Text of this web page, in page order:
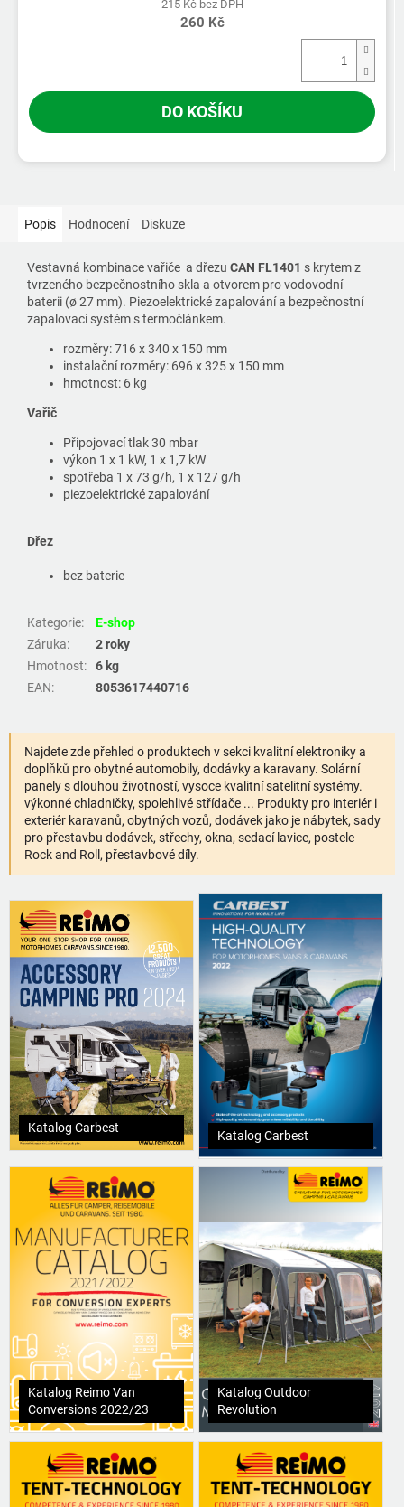
215 Kč bez DPH
260 Kč
DO KOŠÍKU
Popis Hodnocení Diskuze
Vestavná kombinace vařiče a dřezu CAN FL1401 s krytem z
tvrzeného bezpečnostního skla a otvorem pro vodovodní
baterii (ø 27 mm). Piezoelektrické zapalování a bezpečnostní
zapalovací systém s termočlánkem.
rozměry: 716 x 340 x 150 mm
instalační rozměry: 696 x 325 x 150 mm
hmotnost: 6 kg
Vařič
Připojovací tlak 30 mbar
výkon 1 x 1 kW, 1 x 1,7 kW
spotřeba 1 x 73 g/h, 1 x 127 g/h
piezoelektrické zapalování
Dřez
bez baterie
Kategorie:
E-shop
Záruka:
2 roky
Hmotnost:
6 kg
EAN: 8053617440716
Najdete zde přehled o produktech v sekci kvalitní elektroniky a
doplňků pro obytné automobily, dodávky a karavany. Solární
panely s dlouhou životností, vysoce kvalitní satelitní systémy.
výkonné chladničky, spolehlivé střídače ... Produkty pro interiér i
exteriér karavanů, obytných vozů, dodávek jako je nábytek, sady
pro přestavbu dodávek, střechy, okna, sedací lavice, postele
Rock and Roll, přestavbové díly.
Katalog Carbest
Katalog Carbest
Katalog Reimo Van
Conversions 2022/23
Katalog Outdoor
Revolution